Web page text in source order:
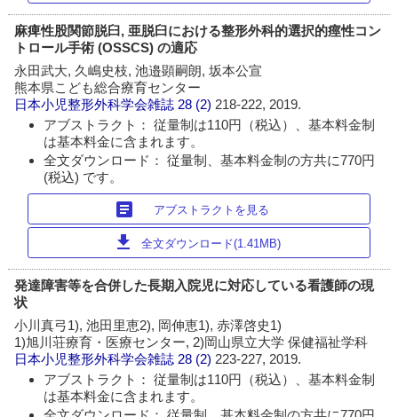
麻痺性股関節脱臼, 亜脱臼における整形外科的選択的痙性コン
トロール手術 (OSSCS) の適応
永田武大, 久嶋史枝, 池邉顕嗣朗, 坂本公宣
熊本県こども総合療育センター
日本小児整形外科学会雑誌 28 (2)218-222, 2019.
アブストラクト： 従量制は110円（税込）、基本料金制
は基本料金に含まれます。
全文ダウンロード： 従量制、基本料金制の方共に770円
(税込) です。
article アブストラクトを見る
download 全文ダウンロード(1.41MB)
発達障害等を合併した長期入院児に対応している看護師の現
状
小川真弓1), 池田里恵2), 岡伸恵1), 赤澤啓史1)
1)旭川荘療育・医療センター, 2)岡山県立大学 保健福祉学科
日本小児整形外科学会雑誌 28 (2) 223-227, 2019.
アブストラクト： 従量制は110円（税込）、基本料金制
は基本料金に含まれます。